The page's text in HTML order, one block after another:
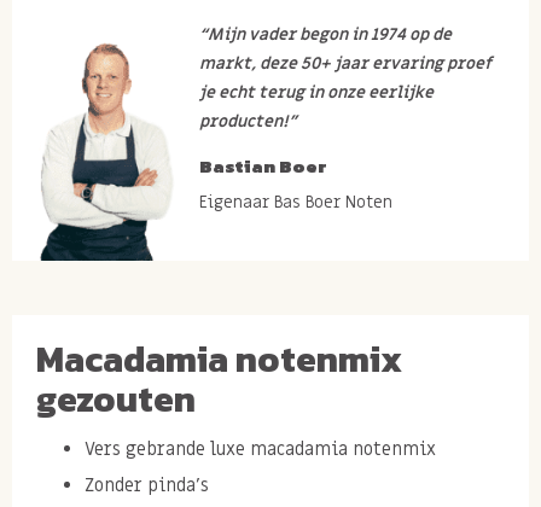
“Mijn vader begon in 1974 op de
markt, deze 50+ jaar ervaring proef
je echt terug in onze eerlijke
producten!”
Bastian Boer
Eigenaar Bas Boer Noten
Macadamia notenmix
gezouten
Vers gebrande luxe macadamia notenmix
Zonder pinda's